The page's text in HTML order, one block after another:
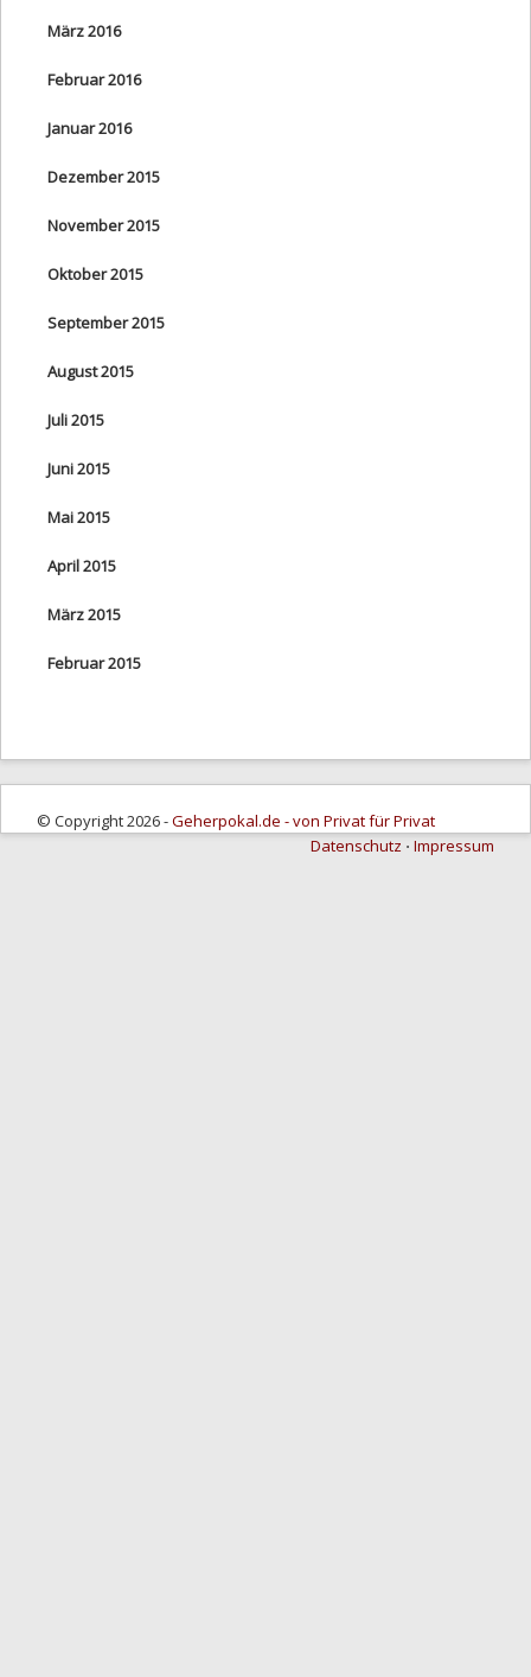
März 2016
Februar 2016
Januar 2016
Dezember 2015
November 2015
Oktober 2015
September 2015
August 2015
Juli 2015
Juni 2015
Mai 2015
April 2015
März 2015
Februar 2015
© Copyright 2026 -Geherpokal.de - von Privat für Privat
Datenschutz ⋅ Impressum